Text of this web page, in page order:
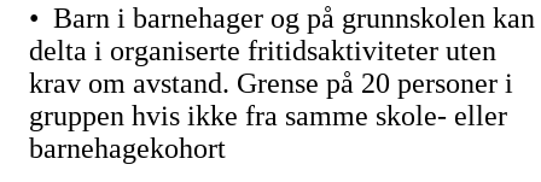
• Barn i barnehager og på grunnskolen kan
delta i organiserte fritidsaktiviteter uten
krav om avstand. Grense på 20 personer i
gruppen hvis ikke fra samme skole- eller
barnehagekohort